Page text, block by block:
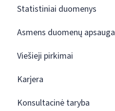
Statistiniai duomenys
Asmens duomenų apsauga
Viešieji pirkimai
Karjera
Konsultacinė taryba